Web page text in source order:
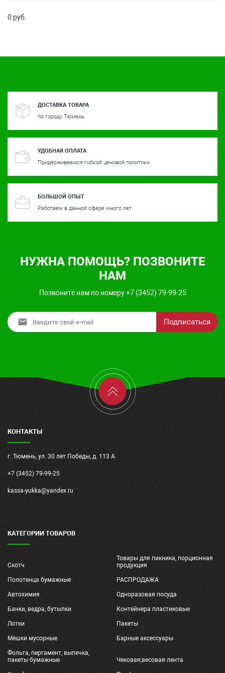
0 руб.
ДОСТАВКА ТОВАРА
по городу Тюмень
УДОБНАЯ ОПЛАТА
Придерживаемся гибкой ценовой политики
БОЛЬШОЙ ОПЫТ
Работаем в данной сфере много лет
НУЖНА ПОМОЩЬ? ПОЗВОНИТЕ
НАМ
Позвоните нам по номеру +7 (3452) 79-99-25
Подписаться
КОНТАКТЫ
г. Тюмень, ул. 30 лет Победы, д. 113 А
+7 (3452) 79-99-25
kassa-yukka@yandex.ru
КАТЕГОРИИ ТОВАРОВ
Скотч
Товары для пикника, порционная
продукция
Полотенца бумажные РАСПРОДАЖА
Автохимия Одноразовая посуда
Банки, ведра, бутылки Контейнера пластиковые
Лотки Пакеты
Мешки мусорные Барные аксессуары
Фольга, пергамент, выпечка,
пакеты бумажные
Чековая,весовая лента